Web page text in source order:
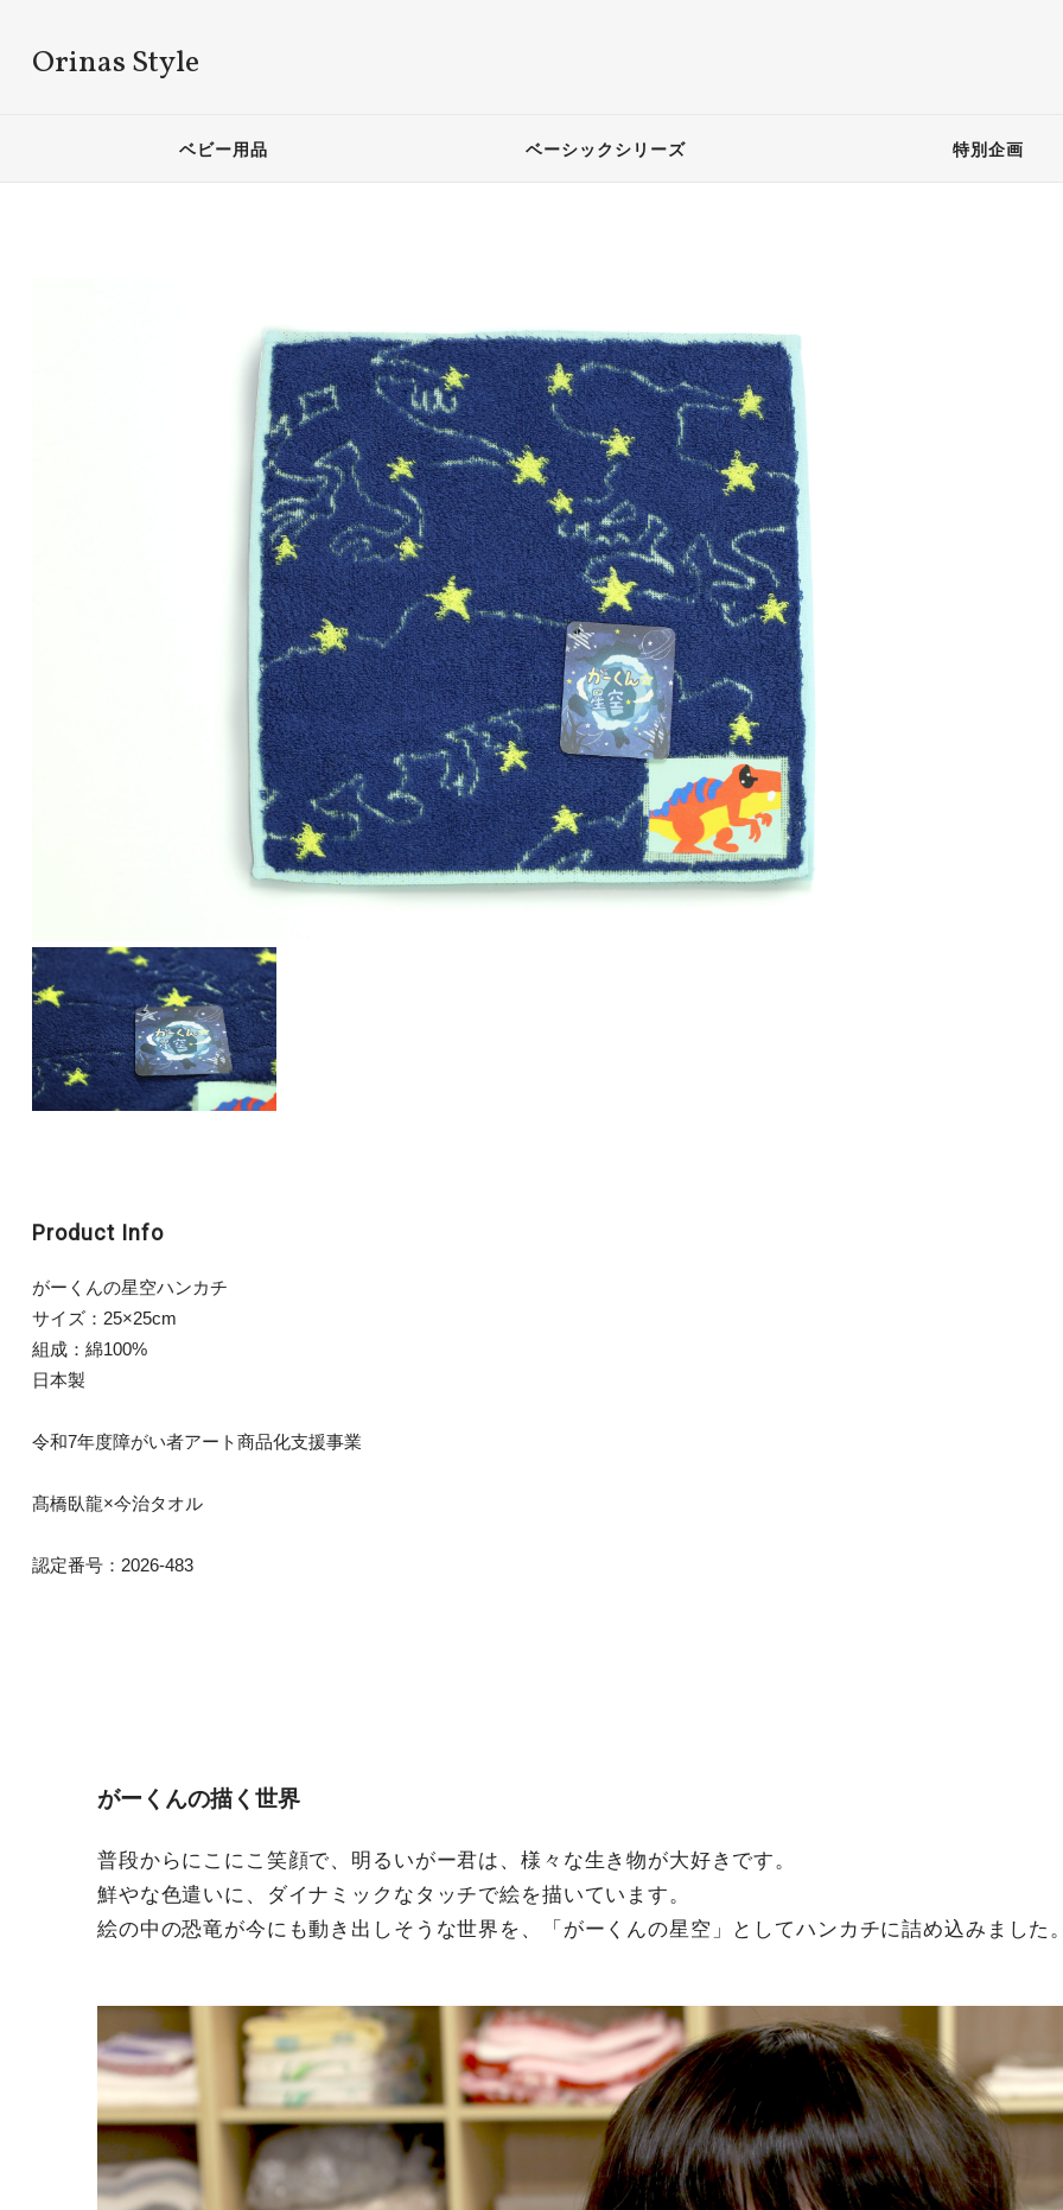
Orinas Style
ベビー用品 ベーシックシリーズ 特別企画
Product Info
がーくんの星空ハンカチ
サイズ：25×25cm
組成：綿100%
日本製
令和7年度障がい者アート商品化支援事業
髙橋臥龍×今治タオル
認定番号：2026-483
がーくんの描く世界
普段からにこにこ笑顔で、明るいがー君は、様々な生き物が大好きです。
鮮やな色遣いに、ダイナミックなタッチで絵を描いています。
絵の中の恐竜が今にも動き出しそうな世界を、「がーくんの星空」としてハンカチに詰め込みました